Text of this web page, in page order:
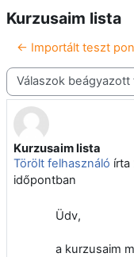
Kurzusaim lista
← Importált teszt
Megjelenítési mód
Kurzusaim lista
Törölt felhasználó írta
időpontban
Válaszok szám: 0
Üdv,
a kurzusaim